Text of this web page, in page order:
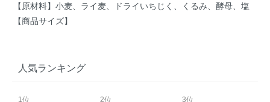
【原材料】小麦、ライ麦、ドライいちじく、くるみ、酵母、塩
【商品サイズ】
人気ランキング
1位 2位 3位